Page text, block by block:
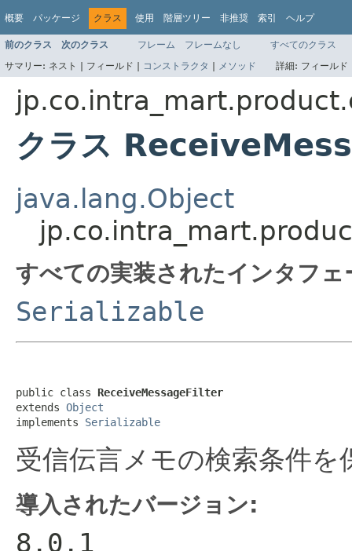
概要 パッケージ クラス 使用 階層ツリー 非推奨 索引 ヘルプ
前のクラス 次のクラス フレーム フレームなし
すべてのクラス
サマリー: ネスト | フィールド | コンストラクタ | メソッド 詳細: フィール
クラス
java.lang.Object
すべての実装されたインタフ
Serializable
public class ReceiveMessageFilter
extends Object
implements Serializable
受信伝言メモの検索条件
導入されたバージョン:
8.0.1